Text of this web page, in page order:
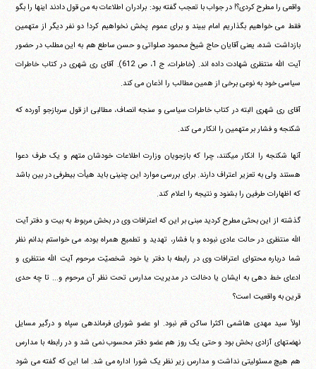
واقعی را مطرح کردی؟! در جواب با تعجب گفته بود: برادران اطلاعات به من قول دادند اینها را بگو
فقط می خواهیم بگذاریم امام ببیند و برای عموم پخش نخواهیم کرد! دو نفر دیگر از متهمین
بازداشت شده، یعنی آقایان حاج شیخ محمود صلواتی و حسن ساطع هم به این مطلب در حضور
آیت الله منتظری شهادت داده اند. (خاطرات، ج 1، ص 612). آقای ری شهری در کتاب خاطرات
سیاسی خود به نوعی برخی از همین مطالب را اذعان می کند.
آقای ری شهری البته در کتاب خاطرات سیاسی و سنجه انصاف، مطالبی از قول سربازجو آورده که
شکنجه و فشار بر متهمین را انکار می کند.
آنها شکنجه را انکار میکنند، چرا که بازجویان وزارت اطلاعات خودشان متهم و یک طرف دعوا
هستند ولی به تعزیر اعتراف دارند. برای بررسی موارد این چنینی باید هیأت بیطرفی در بین باشد
که اظهارات طرفین را بشنود و نتیجه را اعلام کند.
گذشته از این بحثی مطرح کردید مبنی بر این که اعترافات وی در بخش مربوط به بیت و دفتر آیت
الله منتظری در حالت عادی نبوده و با فشار، تهدید و تطمیع همراه بوده، می خواستم بدانم نظر
شما درباره محتوای اعترافات وی در رابطه با دفتر یا خود شخصیّت مرحوم آیت الله منتظری و
ادعای خط دهی به ایشان یا دخالت در مدیریت مدارس تحت نظر آن مرحوم و... تا چه حدی
قرین به واقعیت است؟
اولاً سید مهدی هاشمی اکثرا ساکن قم نبود. او عضو شورای فرماندهی سپاه و درگیر مسایل
نهضتهای آزادی بخش بود و حتی یک روز هم عضو دفتر محسوب نمی شد و در رابطه با مدارس
هم هیچ مسئولیتی نداشت و مدارس زیر نظر یک شورا اداره می شد. اما این که گفته می شود